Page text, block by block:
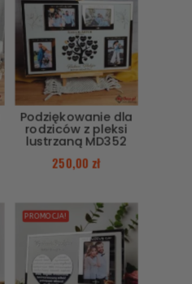
Podziękowanie dla
rodziców z pleksi
lustrzaną MD352
250,00 zł
PROMOCJA!